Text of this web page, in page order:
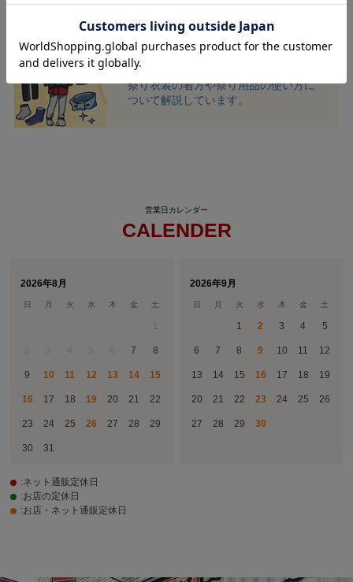
祭り用品の着方・使い方
祭り衣装の着方や祭り用品の使い方に
ついて解説しています。
CALENDER
2026年8月
日 月 火 水 木 金 土
7 8
9 10 11 12 13 14 15
16 17 18 19 20 21 22
23 24 25 26 27 28 29
30 31
2026年9月
日 月 火 水 木 金 土
1 2 3 4 5
6 7 8 9 10 11 12
13 14 15 16 17 18 19
20 21 22 23 24 25 26
27 28 29 30
:ネット通販定休日
:お店の定休日
:お店・ネット通販定休日